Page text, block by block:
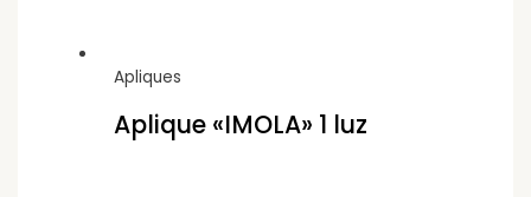
Apliques
Aplique «IMOLA» 1 luz